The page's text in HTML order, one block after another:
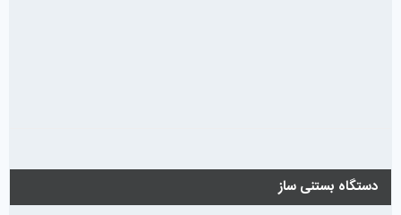
دستگاه بستنی ساز